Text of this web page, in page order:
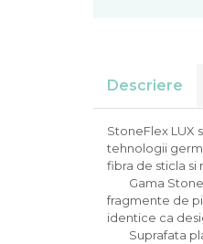
Descriere
StoneFlex LUX
tehnologii
fibra de sticla si
Gama
fragmente de
identice ca
Suprafata